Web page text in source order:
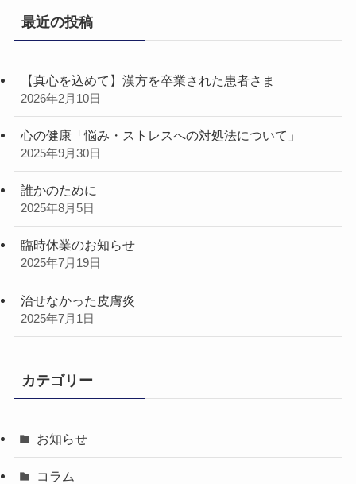
最近の投稿
【真心を込めて】漢方を卒業された患者さま
2026年2月10日
心の健康「悩み・ストレスへの対処法について」
2025年9月30日
誰かのために
2025年8月5日
臨時休業のお知らせ
2025年7月19日
治せなかった皮膚炎
2025年7月1日
カテゴリー
お知らせ
コラム